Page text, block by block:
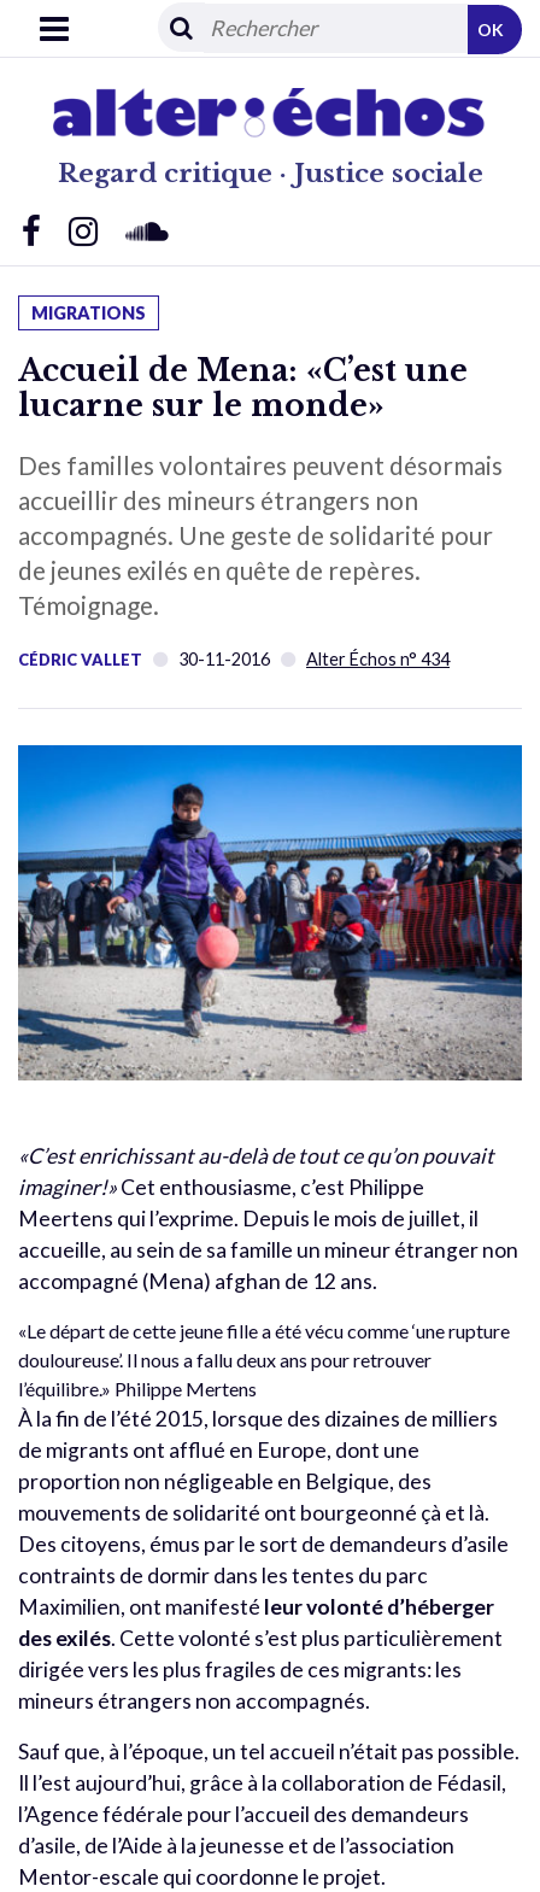
Regard critique · Justice sociale
OK
MIGRATIONS
Accueil de Mena: «C’est une
lucarne sur le monde»
Des familles volontaires peuvent désormais
accueillir des mineurs étrangers non
accompagnés. Une geste de solidarité pour
de jeunes exilés en quête de repères.
Témoignage.
CÉDRIC VALLET 30-11-2016 Alter Échos n° 434
«C’est enrichissant au-delà de tout ce qu’on pouvait
imaginer!»Cet enthousiasme, c’est Philippe
Meertens qui l’exprime. Depuis le mois de juillet, il
accueille, au sein de sa famille un mineur étranger non
accompagné (Mena) afghan de 12 ans.
«Le départ de cette jeune fille a été vécu comme ‘une rupture
douloureuse’. Il nous a fallu deux ans pour retrouver
l’équilibre.» Philippe Mertens
À la fin de l’été 2015, lorsque des dizaines de milliers
de migrants ont afflué en Europe, dont une
proportion non négligeable en Belgique, des
mouvements de solidarité ont bourgeonné çà et là.
Des citoyens, émus par le sort de demandeurs d’asile
contraints de dormir dans les tentes du parc
Maximilien, ont manifesté leur volonté d’héberger
des exilés. Cette volonté s’est plus particulièrement
dirigée vers les plus fragiles de ces migrants: les
mineurs étrangers non accompagnés.
Sauf que, à l’époque, un tel accueil n’était pas possible.
Il l’est aujourd’hui, grâce à la collaboration de Fédasil,
l’Agence fédérale pour l’accueil des demandeurs
d’asile, de l’Aide à la jeunesse et de l’association
Mentor-escale qui coordonne le projet.